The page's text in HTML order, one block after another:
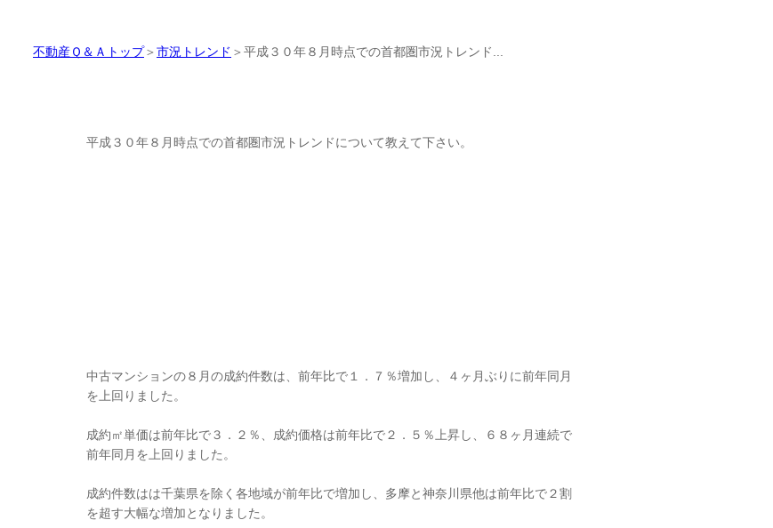
不動産Ｑ＆Ａトップ＞ 市況トレンド ＞平成３０年８月時点での首都圏市況トレンド...
平成３０年８月時点での首都圏市況トレンドについて教えて下さい。
中古マンションの８月の成約件数は、前年比で１．７％増加し、４ヶ月ぶりに前年同月
を上回りました。
成約㎡単価は前年比で３．２％、成約価格は前年比で２．５％上昇し、６８ヶ月連続で
前年同月を上回りました。
成約件数はは千葉県を除く各地域が前年比で増加し、多摩と神奈川県他は前年比で２割
を超す大幅な増加となりました。